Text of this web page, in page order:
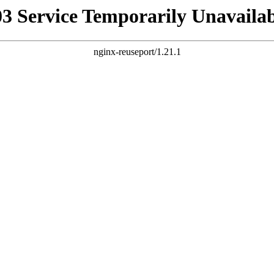
Service Temporarily
nginx-reuseport/1.21.1